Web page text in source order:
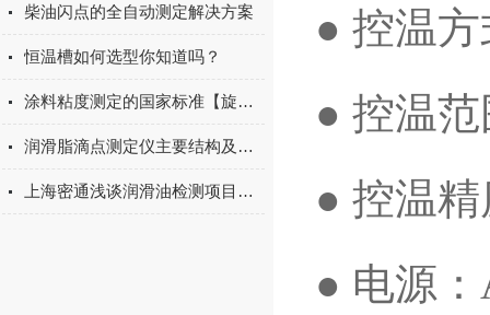
柴油闪点的全自动测定解决方案
恒温槽如何选型你知道吗？
涂料粘度测定的国家标准【旋转粘度计法】
润滑脂滴点测定仪主要结构及使用方法
上海密通浅谈润滑油检测项目及标准
● 控温
● 控温
● 控温
● 电源：